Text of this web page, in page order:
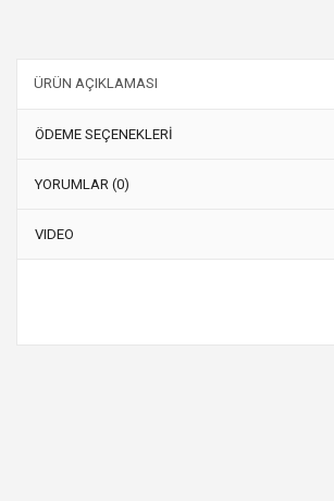
ÜRÜN AÇIKLAMASI
ÖDEME SEÇENEKLERİ
YORUMLAR (0)
VIDEO